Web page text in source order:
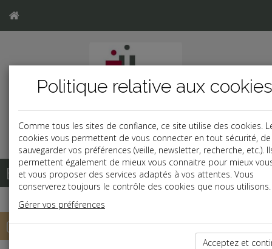
Base documentaire
Outils de calcul
Politique relative aux cookies
Comme tous les sites de confiance, ce site utilise des cookies.
cookies vous permettent de vous connecter en tout sécurité, de
sauvegarder vos préférences (veille, newsletter, recherche, etc.).
permettent également de mieux vous connaitre pour mieux
et vous proposer des services adaptés à vos attentes. Vous
conserverez toujours le contrôle des cookies que nous utilisons.
Gérer vos préférences
Acceptez et